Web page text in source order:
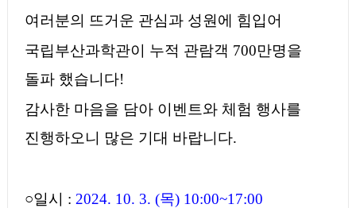
여러분의 뜨거운 관심과 성원에 힘입어
국립부산과학관이 누적 관람객 700만명을
돌파 했습니다!
감사한 마음을 담아 이벤트와 체험 행사를
진행하오니 많은 기대 바랍니다.
○일시 : 2024. 10. 3. (목) 10:00~17:00